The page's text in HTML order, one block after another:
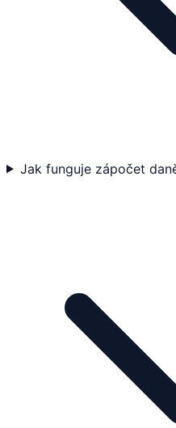
Jak funguje zápočet